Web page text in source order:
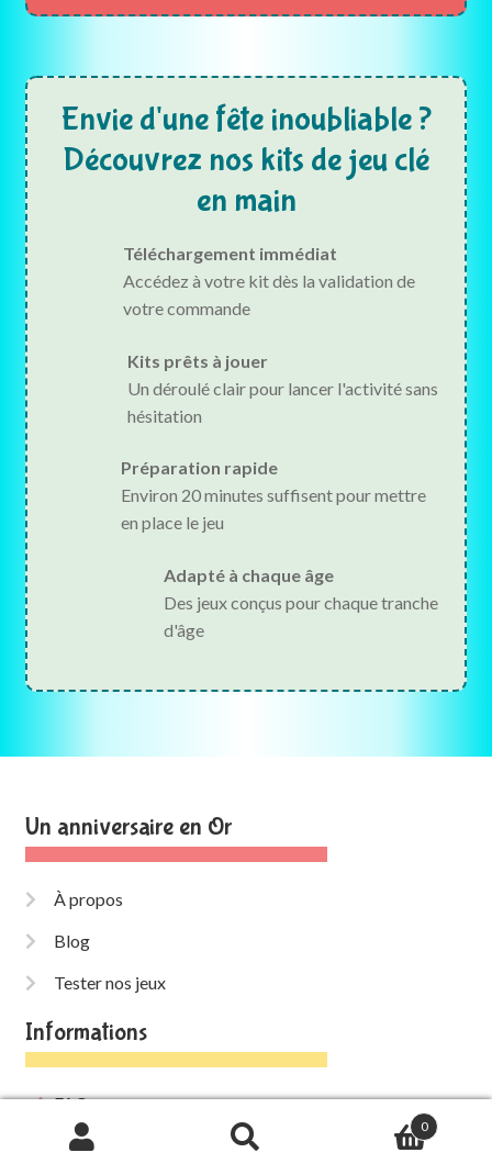
Envie d'une fête inoubliable ?
Découvrez nos kits de jeu clé
en main
Téléchargement immédiat
Accédez à votre kit dès la validation de
votre commande
Kits prêts à jouer
Un déroulé clair pour lancer l'activité sans
hésitation
Préparation rapide
Environ 20 minutes suffisent pour mettre
en place le jeu
Adapté à chaque âge
Des jeux conçus pour chaque tranche
d'âge
Un anniversaire en Or
À propos
Blog
Tester nos jeux
Informations
FAQ
Conditions générales de vente
Recherche
0